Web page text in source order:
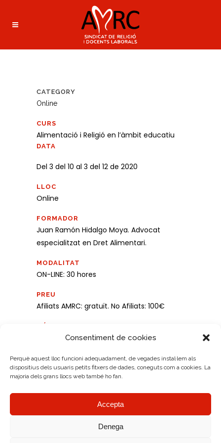
Consentiment de cookies
Perquè aquest lloc funcioni adequadament, de vegades instal·lem als
dispositius dels usuaris petits fitxers de dades, coneguts com a cookies. La
majoria dels grans llocs web també ho fan.
Accepta
Denega
CATEGORY
Online
CURS
Alimentació i Religió en l’àmbit educatiu
DATA
Del 3 del 10 al 3 del 12 de 2020
LLOC
Online
FORMADOR
Juan Ramón Hidalgo Moya. Advocat
especialitzat en Dret Alimentari.
MODALITAT
ON-LINE: 30 hores
PREU
Afiliats AMRC: gratuït. No Afiliats: 100€
CURS TANCAT